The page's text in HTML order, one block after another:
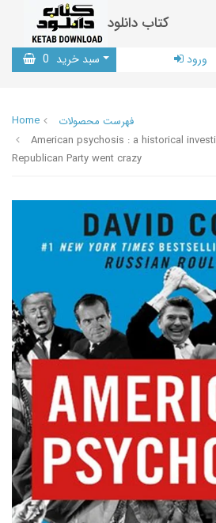
کتاب دانلود
سبد خرید 0 ورود
Home
فهرست محصولات
American psychosis : a historical
Republican Party went crazy